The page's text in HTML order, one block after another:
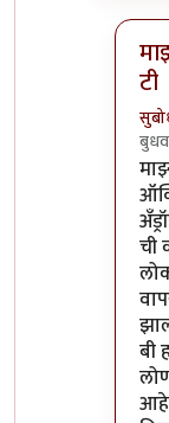
टी
In
ची
बी
आहे